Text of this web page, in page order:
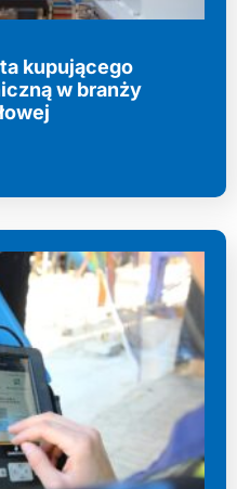
kupującego
w branży